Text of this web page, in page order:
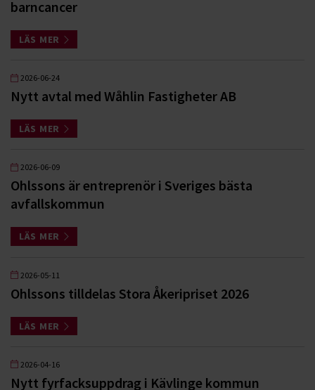
barncancer
LÄS MER
2026-06-24
Nytt avtal med Wåhlin Fastigheter AB
LÄS MER
2026-06-09
Ohlssons är entreprenör i Sveriges bästa
avfallskommun
LÄS MER
2026-05-11
Ohlssons tilldelas Stora Åkeripriset 2026
LÄS MER
2026-04-16
Nytt fyrfacksuppdrag i Kävlinge kommun